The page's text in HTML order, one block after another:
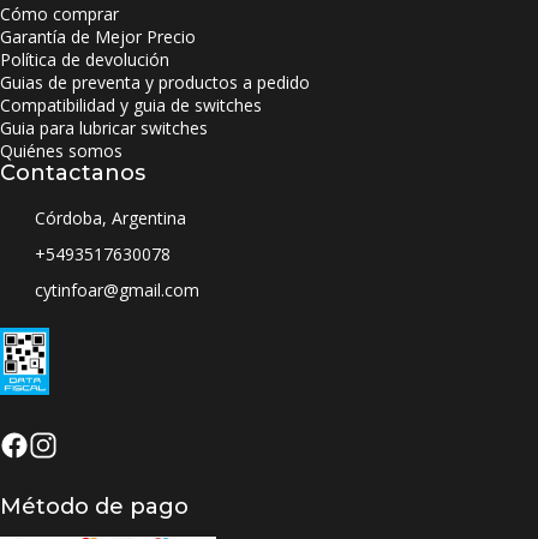
Cómo comprar
Garantía de Mejor Precio
Política de devolución
Guias de preventa y productos a pedido
Compatibilidad y guia de switches
Guia para lubricar switches
Quiénes somos
Contactanos
Córdoba, Argentina
+5493517630078
cytinfoar@gmail.com
Método de pago